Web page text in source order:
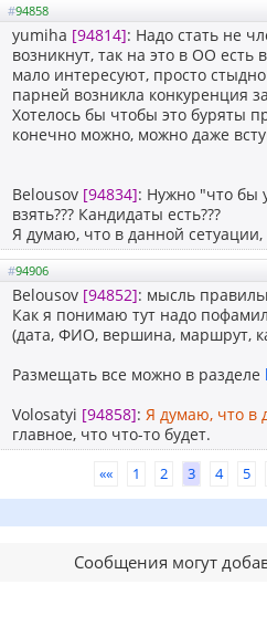
#94858
yumiha [94814]: Надо стать не
возникнут, так на это в ОО
мало интересуют, просто
парней возникла конкуренция
Хотелось бы чтобы это буряты
конечно можно, можно даже
Belousov [94834]: Нужно "что бы
взять??? Кандидаты есть???
Я думаю, что в данной
#94906
Belousov [94852]: мысль
Как я понимаю тут надо
(дата, ФИО, вершина, маршрут,
Размещать все можно в разделе
Volosatyi [94858]: Я думаю, что в
главное, что что-то будет.
«« 1 2 3 4 5
Сообщения могут